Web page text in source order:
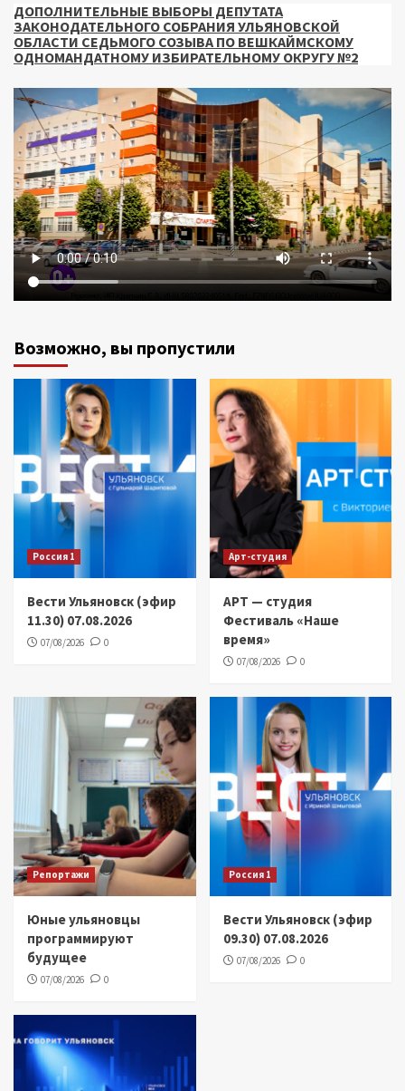
ДОПОЛНИТЕЛЬНЫЕ ВЫБОРЫ ДЕПУТАТА
ЗАКОНОДАТЕЛЬНОГО СОБРАНИЯ УЛЬЯНОВСКОЙ
ОБЛАСТИ СЕДЬМОГО СОЗЫВА ПО ВЕШКАЙМСКОМУ
ОДНОМАНДАТНОМУ ИЗБИРАТЕЛЬНОМУ ОКРУГУ №2
Возможно, вы пропустили
Россия 1
Вести Ульяновск (эфир
11.30) 07.08.2026
07/08/2026 0
Арт-студия
АРТ — студия
Фестиваль «Наше
время»
07/08/2026 0
Репортажи
Юные ульяновцы
программируют
будущее
07/08/2026 0
Россия 1
Вести Ульяновск (эфир
09.30) 07.08.2026
07/08/2026 0